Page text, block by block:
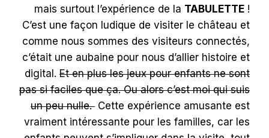
mais surtout l’expérience de la TABULETTE !
C’est une façon ludique de visiter le château et
comme nous sommes des visiteurs connectés,
c’était une aubaine pour nous d’allier histoire et
digital. Et en plus les jeux pour enfants ne sont
pas si faciles que ça. Ou alors c’est moi qui suis
un peu nulle. Cette expérience amusante est
vraiment intéressante pour les familles, car les